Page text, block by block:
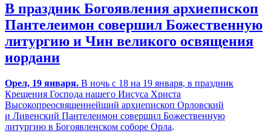
В праздник Богоявления архиепископ
Пантелеимон совершил Божественную
литургию и Чин великого освящения
иордани
Орел, 19 января. В ночь с 18 на 19 января, в праздник
Крещения Господа нашего Иисуса Христа
Высокопреосвященнейший архиепископ Орловский
и Ливенский Пантелеимон совершил Божественную
литургию в Богоявленском соборе Орла.